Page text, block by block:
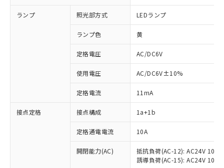
ランプ 照光部方式 LEDランプ
ランプ色 黄
定格電圧 AC/DC6V
使用電圧 AC/DC6V±10%
定格電流 11mA
接点定格 接点構成 1a+1b
定格通電電流 10A
開閉能力(AC)
抵抗負荷(AC-12): AC24V 10A/
誘導負荷(AC-15): AC24V
ご利用条件
ご利用ください。
非含有に対応した製品が提供可能な商品で
有に対応した製品に切り替える予定のある
対応予定なし：EU RoHS指令（10物質）の
非含有に非対応の商品で、対応品を出す予
定はありません。
調査・確認中：EU RoHS指令（10物質）の